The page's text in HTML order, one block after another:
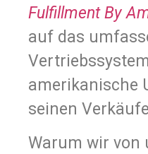
Fulfillment By
auf das
amerikanische
seinen
Warum wir von